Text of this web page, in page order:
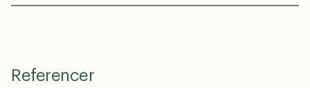
Referencer